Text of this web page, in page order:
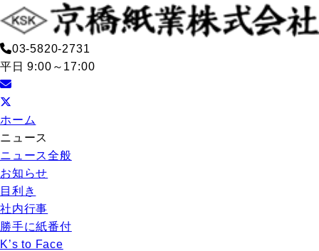
03-5820-2731
平日 9:00～17:00
ホーム
ニュース
ニュース全般
お知らせ
目利き
社内行事
勝手に紙番付
K’s to Face